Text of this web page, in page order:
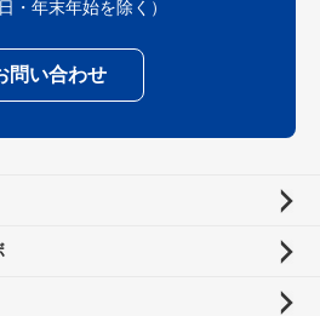
・年末年始を除く）
問い合わせ